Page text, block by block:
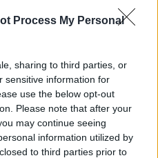
Process My Personal
sharing to third parties, or
sensitive information for
use the below opt-out
Please note that after your
may continue seeing
information utilized by
to third parties prior to
Berichterstattung.